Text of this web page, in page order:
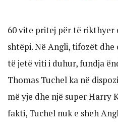
60 vite pritej për të rikthyer
shtëpi. Në Angli, tifozët dhe
të jetë viti i duhur, fundja
Thomas Tuchel ka në
më yje dhe një super Harry
fakti, Tuchel nuk e sheh